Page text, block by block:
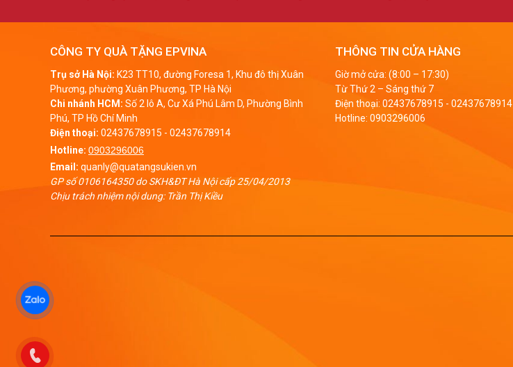
CÔNG TY QUÀ TẶNG EPVINA
Trụ sở Hà Nội: K23 TT10, đường Foresa 1, Khu đô thị Xuân
Phương, phường Xuân Phương, TP Hà Nội
Chi nhánh HCM: Số 2 lô A, Cư Xá Phú Lâm D, Phường Bình
Phú, TP Hồ Chí Minh
Điện thoại: 02437678915 - 02437678914
Hotline: 0903296006
Email: quanly@quatangsukien.vn
GP số 0106164350 do SKH&ĐT Hà Nội cấp 25/04/2013
Chịu trách nhiệm nội dung: Trần Thị Kiều
THÔNG TIN CỬA HÀNG
Giờ mở cửa: (8:00 – 17:30)
Từ Thứ 2 – Sáng thứ 7
Điện thoại: 02437678915 - 02437678914
Hotline: 0903296006